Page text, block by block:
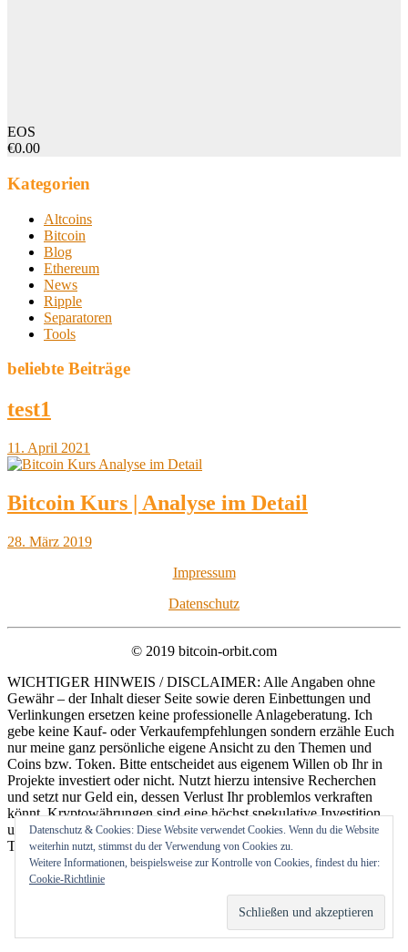
EOS
€0.00
Kategorien
Altcoins
Bitcoin
Blog
Ethereum
News
Ripple
Separatoren
Tools
beliebte Beiträge
test1
11. April 2021
Bitcoin Kurs | Analyse im Detail
28. März 2019
Impressum
Datenschutz
© 2019 bitcoin-orbit.com
WICHTIGER HINWEIS / DISCLAIMER: Alle Angaben ohne
Gewähr – der Inhalt dieser Seite sowie deren Einbettungen und
Verlinkungen ersetzen keine professionelle Anlageberatung. Ich
gebe keine Kauf- oder Verkaufempfehlungen sondern erzähle Euch
nur meine ganz persönliche eigene Ansicht zu den Themen und
Coins bzw. Token. Bitte entscheidet aus eigenem Willen ob Ihr in
Projekte investiert oder nicht. Nutzt hierzu intensive Recherchen
und setzt nur Geld ein, dessen Verlust Ihr problemlos verkraften
könnt. Kryptowährungen sind eine höchst spekulative Investition
und rechnet stets mit dem Totalverlust eurer Anlage! Hohes
Totalverlustrisiko!
Datenschutz & Cookies: Diese Website verwendet Cookies. Wenn du die Website
weiterhin nutzt, stimmst du der Verwendung von Cookies zu.
Weitere Informationen, beispielsweise zur Kontrolle von Cookies, findest du hier:
Cookie-Richtlinie